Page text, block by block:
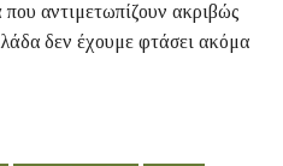
αντιμετωπίζουν ακριβώς
δεν έχουμε φτάσει ακόμα